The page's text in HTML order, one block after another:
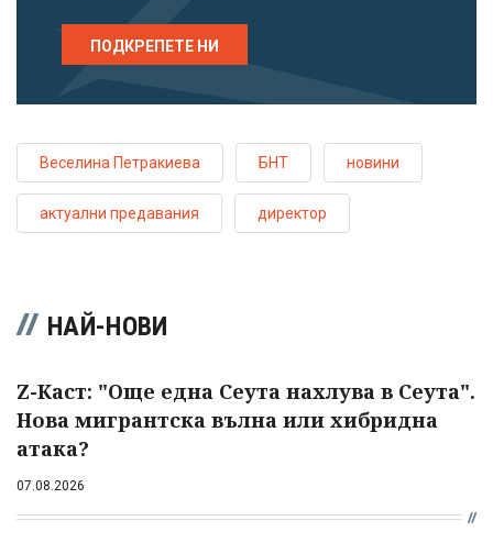
ПОДКРЕПЕТЕ НИ
Веселина Петракиева БНТ новини
актуални предавания директор
НАЙ-НОВИ
Z-Каст: "Още една Сеута нахлува в Сеута".
Нова мигрантска вълна или хибридна
атака?
07.08.2026